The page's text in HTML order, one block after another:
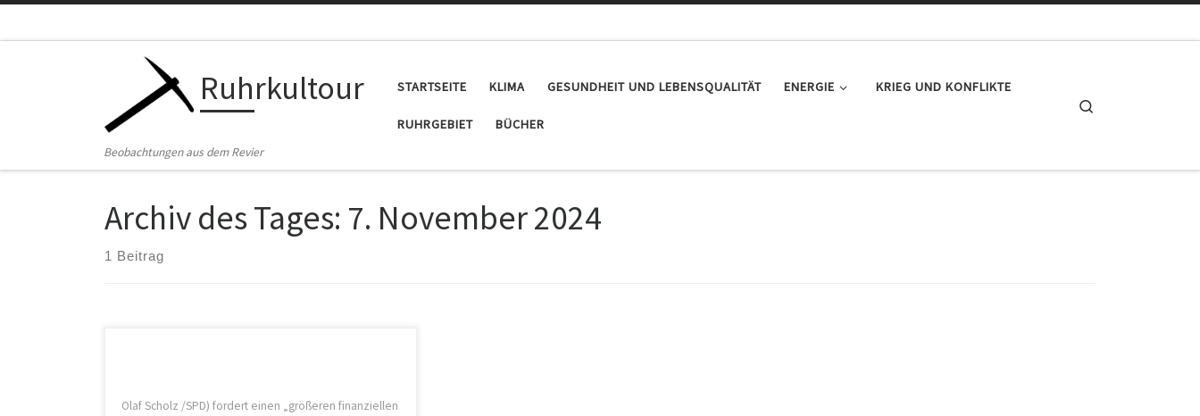
Ruhrkultour
Beobachtungen aus dem Revier
STARTSEITE KLIMA GESUNDHEIT UND LEBENSQUALITÄT ENERGIE KRIEG UND KONFLIKTE
RUHRGEBIET BÜCHER
Archiv des Tages: 7. November 2024
1 Beitrag
Olaf Scholz /SPD) fordert einen „größeren finanziellen